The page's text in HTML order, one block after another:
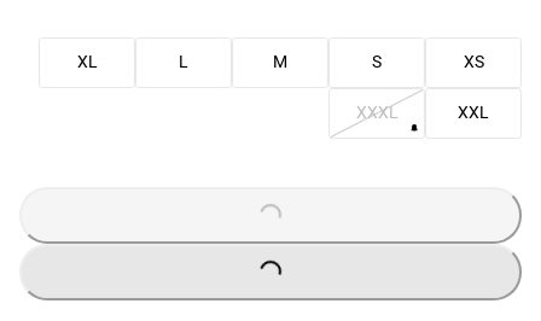
XS
S
M
L
XL
XXL
XXXL
L
.
L
.